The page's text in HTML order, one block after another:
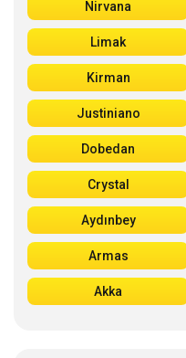
Nirvana
Limak
Kirman
Justiniano
Dobedan
Crystal
Aydınbey
Armas
Akka